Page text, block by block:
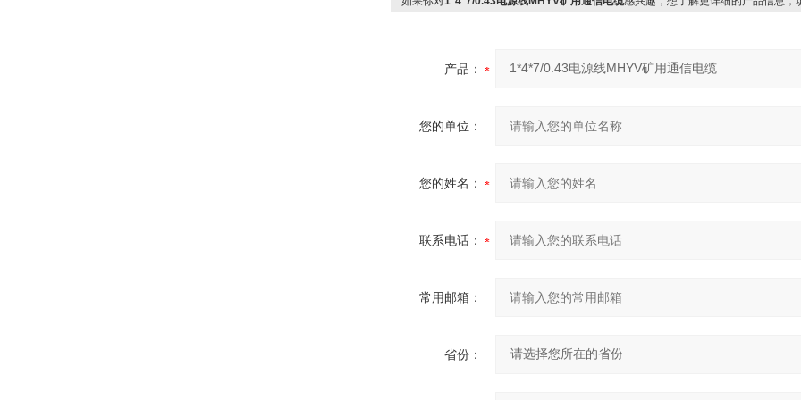
产品：
您的单位：
您的姓名：
联系电话：
常用邮箱：
省份：